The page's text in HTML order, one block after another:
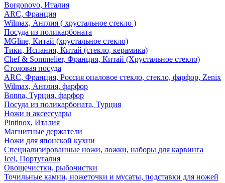
Borgonovo, Италия
ARC, Франция
Wilmax, Англия ( хрустальное стекло )
Посуда из поликарбоната
MGline, Китай (хрустальное стекло)
Тики, Испания, Китай (стекло, керамика)
Chef & Sommelier, Франция, Китай (Хрустальное стекло)
Столовая посуда
ARC, Франция, Россия опаловое стекло, стекло, фарфор, Zenix
Wilmax, Англия, фарфор
Bonna, Турция, фарфор
Посуда из поликарбоната, Турция
Ножи и аксессуары
Pintinox, Италия
Магнитные держатели
Ножи для японской кухни
Специализированные ножи, ложки, наборы для карвинга
Icel, Португалия
Овощечистки, рыбочистки
Точильные камни, ножеточки и мусаты, подставки для ножей